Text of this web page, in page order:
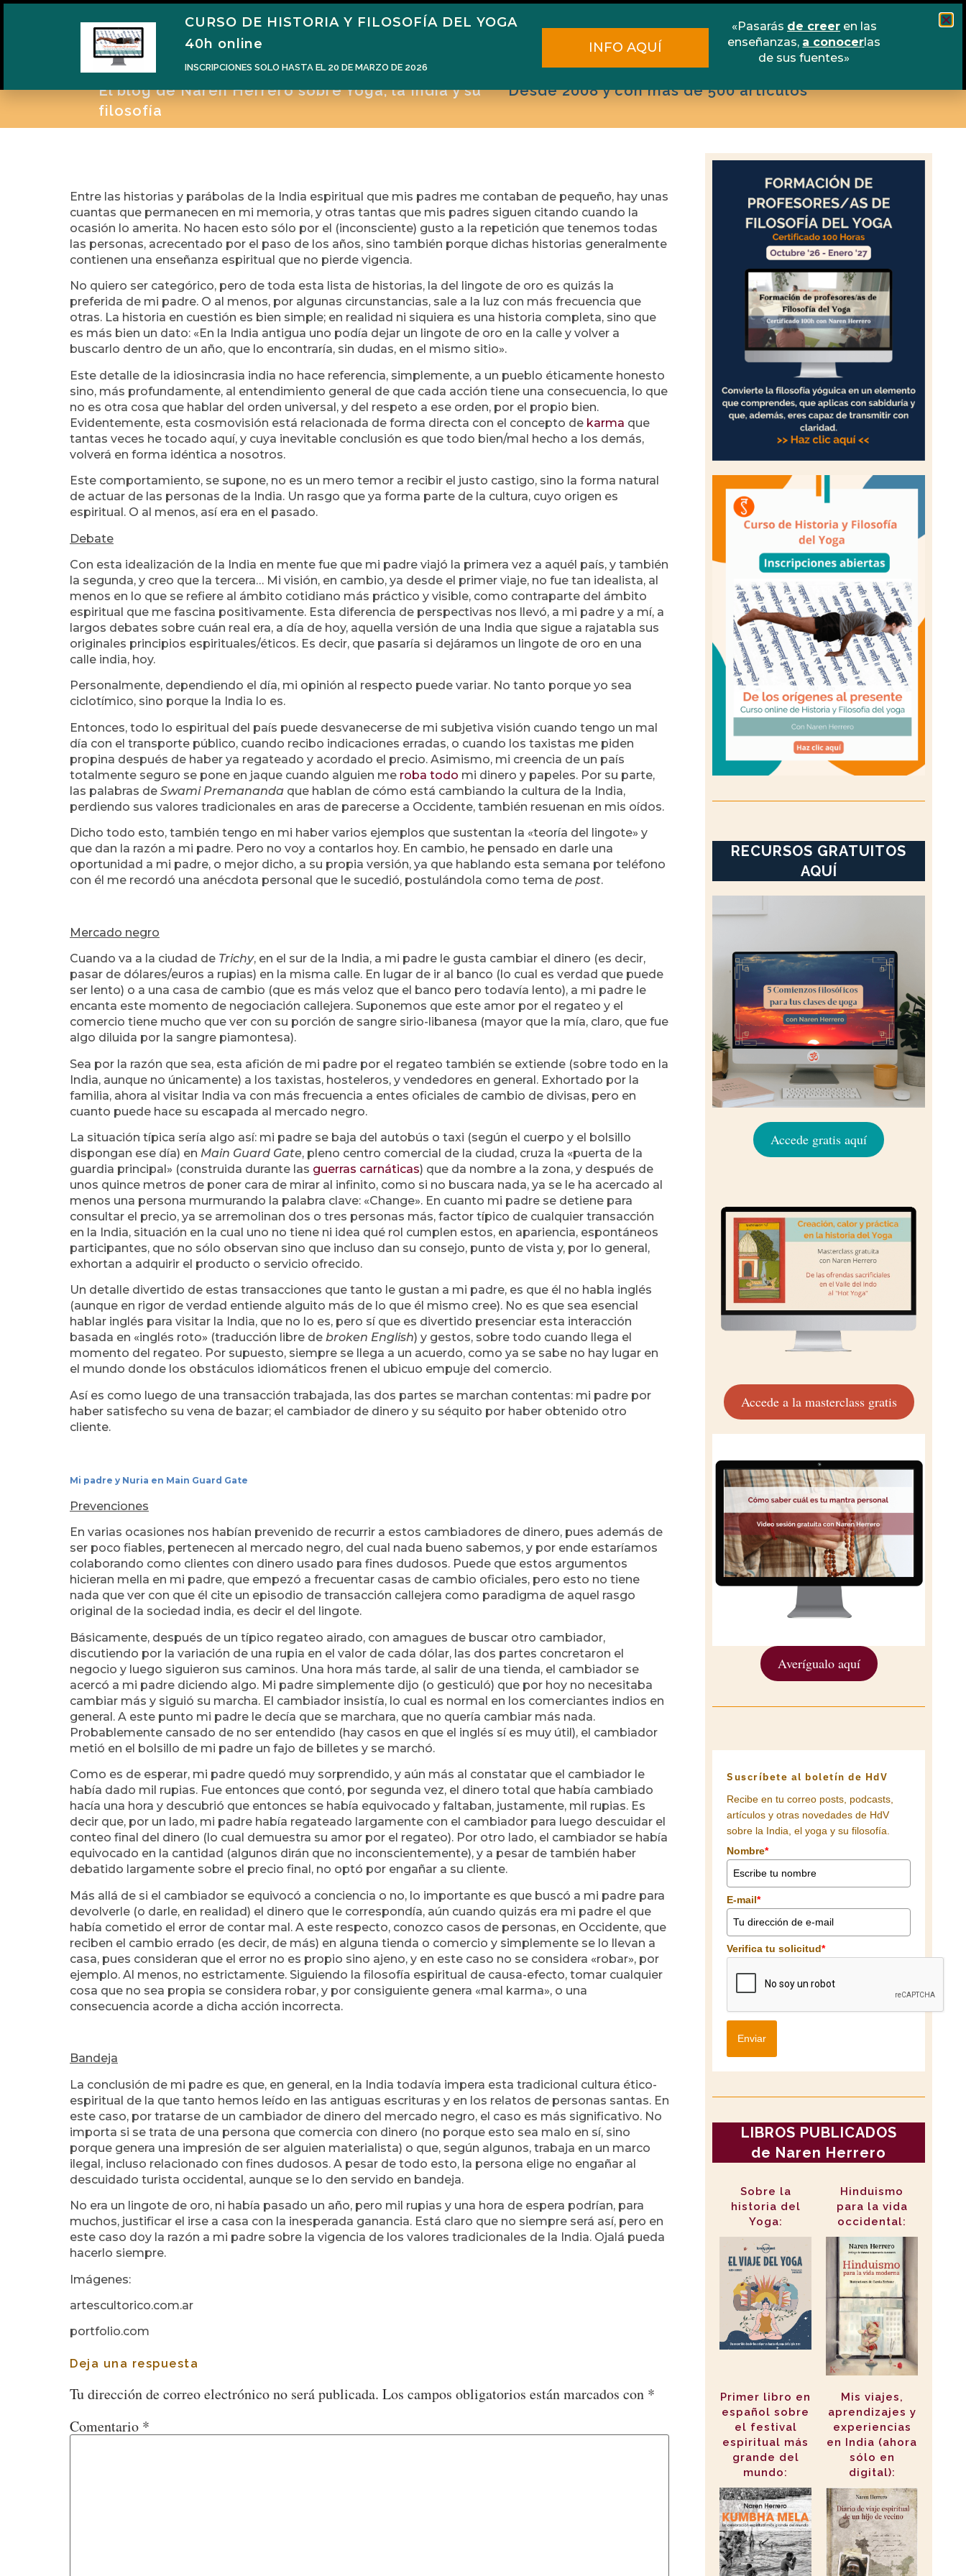
Home Narén Herrero Blog Libros Contacto
El blog de Naren Herrero sobre Yoga, la India y su
filosofía
Desde 2008 y con más de 500 artículos
Entre las historias y parábolas de la India espiritual que mis padres me contaban de pequeño, hay unas
cuantas que permanecen en mi memoria, y otras tantas que mis padres siguen citando cuando la
ocasión lo amerita. No hacen esto sólo por el (inconsciente) gusto a la repetición que tenemos todas
las personas, acrecentado por el paso de los años, sino también porque dichas historias generalmente
contienen una enseñanza espiritual que no pierde vigencia.
No quiero ser categórico, pero de toda esta lista de historias, la del lingote de oro es quizás la
preferida de mi padre. O al menos, por algunas circunstancias, sale a la luz con más frecuencia que
otras. La historia en cuestión es bien simple; en realidad ni siquiera es una historia completa, sino que
es más bien un dato: «En la India antigua uno podía dejar un lingote de oro en la calle y volver a
buscarlo dentro de un año, que lo encontraría, sin dudas, en el mismo sitio».
Este detalle de la idiosincrasia india no hace referencia, simplemente, a un pueblo éticamente honesto
sino, más profundamente, al entendimiento general de que cada acción tiene una consecuencia, lo que
no es otra cosa que hablar del orden universal, y del respeto a ese orden, por el propio bien.
Evidentemente, esta cosmovisión está relacionada de forma directa con el concepto de karma que
tantas veces he tocado aquí, y cuya inevitable conclusión es que todo bien/mal hecho a los demás,
volverá en forma idéntica a nosotros.
Este comportamiento, se supone, no es un mero temor a recibir el justo castigo, sino la forma natural
de actuar de las personas de la India. Un rasgo que ya forma parte de la cultura, cuyo origen es
espiritual. O al menos, así era en el pasado.
Debate
Con esta idealización de la India en mente fue que mi padre viajó la primera vez a aquél país, y también
la segunda, y creo que la tercera… Mi visión, en cambio, ya desde el primer viaje, no fue tan idealista, al
menos en lo que se refiere al ámbito cotidiano más práctico y visible, como contraparte del ámbito
espiritual que me fascina positivamente. Esta diferencia de perspectivas nos llevó, a mi padre y a mí, a
largos debates sobre cuán real era, a día de hoy, aquella versión de una India que sigue a rajatabla sus
originales principios espirituales/éticos. Es decir, que pasaría si dejáramos un lingote de oro en una
calle india, hoy.
Personalmente, dependiendo el día, mi opinión al respecto puede variar. No tanto porque yo sea
ciclotímico, sino porque la India lo es.
Entonces, todo lo espiritual del país puede desvanecerse de mi subjetiva visión cuando tengo un mal
día con el transporte público, cuando recibo indicaciones erradas, o cuando los taxistas me piden
propina después de haber ya regateado y acordado el precio. Asimismo, mi creencia de un país
totalmente seguro se pone en jaque cuando alguien me roba todo mi dinero y papeles. Por su parte,
las palabras de Swami Premananda que hablan de cómo está cambiando la cultura de la India,
perdiendo sus valores tradicionales en aras de parecerse a Occidente, también resuenan en mis oídos.
Dicho todo esto, también tengo en mi haber varios ejemplos que sustentan la «teoría del lingote» y
que dan la razón a mi padre. Pero no voy a contarlos hoy. En cambio, he pensado en darle una
oportunidad a mi padre, o mejor dicho, a su propia versión, ya que hablando esta semana por teléfono
con él me recordó una anécdota personal que le sucedió, postulándola como tema de post.
Mercado negro
Cuando va a la ciudad de Trichy, en el sur de la India, a mi padre le gusta cambiar el dinero (es decir,
pasar de dólares/euros a rupias) en la misma calle. En lugar de ir al banco (lo cual es verdad que puede
ser lento) o a una casa de cambio (que es más veloz que el banco pero todavía lento), a mi padre le
encanta este momento de negociación callejera. Suponemos que este amor por el regateo y el
comercio tiene mucho que ver con su porción de sangre sirio-libanesa (mayor que la mía, claro, que fue
algo diluida por la sangre piamontesa).
Sea por la razón que sea, esta afición de mi padre por el regateo también se extiende (sobre todo en la
India, aunque no únicamente) a los taxistas, hosteleros, y vendedores en general. Exhortado por la
familia, ahora al visitar India va con más frecuencia a entes oficiales de cambio de divisas, pero en
cuanto puede hace su escapada al mercado negro.
La situación típica sería algo así: mi padre se baja del autobús o taxi (según el cuerpo y el bolsillo
dispongan ese día) en Main Guard Gate, pleno centro comercial de la ciudad, cruza la «puerta de la
guardia principal» (construida durante las guerras carnáticas) que da nombre a la zona, y después de
unos quince metros de poner cara de mirar al infinito, como si no buscara nada, ya se le ha acercado al
menos una persona murmurando la palabra clave: «Change». En cuanto mi padre se detiene para
consultar el precio, ya se arremolinan dos o tres personas más, factor típico de cualquier transacción
en la India, situación en la cual uno no tiene ni idea qué rol cumplen estos, en apariencia, espontáneos
participantes, que no sólo observan sino que incluso dan su consejo, punto de vista y, por lo general,
exhortan a adquirir el producto o servicio ofrecido.
Un detalle divertido de estas transacciones que tanto le gustan a mi padre, es que él no habla inglés
(aunque en rigor de verdad entiende alguito más de lo que él mismo cree). No es que sea esencial
hablar inglés para visitar la India, que no lo es, pero sí que es divertido presenciar esta interacción
basada en «inglés roto» (traducción libre de broken English) y gestos, sobre todo cuando llega el
momento del regateo. Por supuesto, siempre se llega a un acuerdo, como ya se sabe no hay lugar en
el mundo donde los obstáculos idiomáticos frenen el ubicuo empuje del comercio.
Así es como luego de una transacción trabajada, las dos partes se marchan contentas: mi padre por
haber satisfecho su vena de bazar; el cambiador de dinero y su séquito por haber obtenido otro
cliente.
Mi padre y Nuria en Main Guard Gate
Prevenciones
En varias ocasiones nos habían prevenido de recurrir a estos cambiadores de dinero, pues además de
ser poco fiables, pertenecen al mercado negro, del cual nada bueno sabemos, y por ende estaríamos
colaborando como clientes con dinero usado para fines dudosos. Puede que estos argumentos
hicieran mella en mi padre, que empezó a frecuentar casas de cambio oficiales, pero esto no tiene
nada que ver con que él cite un episodio de transacción callejera como paradigma de aquel rasgo
original de la sociedad india, es decir el del lingote.
Básicamente, después de un típico regateo airado, con amagues de buscar otro cambiador,
discutiendo por la variación de una rupia en el valor de cada dólar, las dos partes concretaron el
negocio y luego siguieron sus caminos. Una hora más tarde, al salir de una tienda, el cambiador se
acercó a mi padre diciendo algo. Mi padre simplemente dijo (o gesticuló) que por hoy no necesitaba
cambiar más y siguió su marcha. El cambiador insistía, lo cual es normal en los comerciantes indios en
general. A este punto mi padre le decía que se marchara, que no quería cambiar más nada.
Probablemente cansado de no ser entendido (hay casos en que el inglés sí es muy útil), el cambiador
metió en el bolsillo de mi padre un fajo de billetes y se marchó.
Como es de esperar, mi padre quedó muy sorprendido, y aún más al constatar que el cambiador le
había dado mil rupias. Fue entonces que contó, por segunda vez, el dinero total que había cambiado
hacía una hora y descubrió que entonces se había equivocado y faltaban, justamente, mil rupias. Es
decir que, por un lado, mi padre había regateado largamente con el cambiador para luego descuidar el
conteo final del dinero (lo cual demuestra su amor por el regateo). Por otro lado, el cambiador se había
equivocado en la cantidad (algunos dirán que no inconscientemente), y a pesar de también haber
debatido largamente sobre el precio final, no optó por engañar a su cliente.
Más allá de si el cambiador se equivocó a conciencia o no, lo importante es que buscó a mi padre para
devolverle (o darle, en realidad) el dinero que le correspondía, aún cuando quizás era mi padre el que
había cometido el error de contar mal. A este respecto, conozco casos de personas, en Occidente, que
reciben el cambio errado (es decir, de más) en alguna tienda o comercio y simplemente se lo llevan a
casa, pues consideran que el error no es propio sino ajeno, y en este caso no se considera «robar», por
ejemplo. Al menos, no estrictamente. Siguiendo la filosofía espiritual de causa-efecto, tomar cualquier
cosa que no sea propia se considera robar, y por consiguiente genera «mal karma», o una
consecuencia acorde a dicha acción incorrecta.
Bandeja
La conclusión de mi padre es que, en general, en la India todavía impera esta tradicional cultura ético-
espiritual de la que tanto hemos leído en las antiguas escrituras y en los relatos de personas santas. En
este caso, por tratarse de un cambiador de dinero del mercado negro, el caso es más significativo. No
importa si se trata de una persona que comercia con dinero (no porque esto sea malo en sí, sino
porque genera una impresión de ser alguien materialista) o que, según algunos, trabaja en un marco
ilegal, incluso relacionado con fines dudosos. A pesar de todo esto, la persona elige no engañar al
descuidado turista occidental, aunque se lo den servido en bandeja.
No era un lingote de oro, ni había pasado un año, pero mil rupias y una hora de espera podrían, para
muchos, justificar el irse a casa con la inesperada ganancia. Está claro que no siempre será así, pero en
este caso doy la razón a mi padre sobre la vigencia de los valores tradicionales de la India. Ojalá pueda
hacerlo siempre.
Imágenes:
artescultorico.com.ar
portfolio.com
Deja una respuesta
Tu dirección de correo electrónico no será publicada. Los campos obligatorios están marcados con *
Comentario *
RECURSOS GRATUITOS
AQUÍ
Accede gratis aquí
Accede a la masterclass gratis
Averígualo aquí
Suscríbete al boletín de HdV
Recibe en tu correo posts, podcasts,
artículos y otras novedades de HdV
sobre la India, el yoga y su filosofía.
Nombre*
E-mail*
Verifica tu solicitud*
Enviar
LIBROS PUBLICADOS
de Naren Herrero
Sobre la
historia del
Yoga:
Hinduismo
para la vida
occidental:
Primer libro en
español sobre
el festival
espiritual más
grande del
mundo:
Mis viajes,
aprendizajes y
experiencias
en India (ahora
sólo en
digital):
CURSO DE HISTORIA Y FILOSOFÍA DEL YOGA
40h online
INSCRIPCIONES SOLO HASTA EL 20 DE MARZO DE 2026
INFO AQUÍ
«Pasarás de creeren las
enseñanzas, a conocerlas
de sus fuentes»